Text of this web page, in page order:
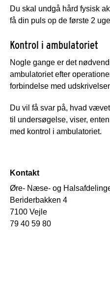
Du skal undgå hård fysisk
få din puls op de første 2
Kontrol i ambulatoriet
Nogle gange er det
ambulatoriet efter
forbindelse med
Du vil få svar på, hvad
til undersøgelse, viser,
med kontrol i ambulatoriet.
Kontakt
Øre- Næse- og
Beriderbakken 4
7100 Vejle
79 40 59 80